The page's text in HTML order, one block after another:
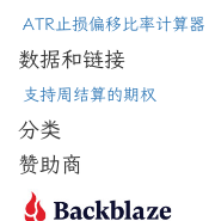
ATR止损偏移比率计算器
数据和链接
支持周结算的期权
分类
赞助商